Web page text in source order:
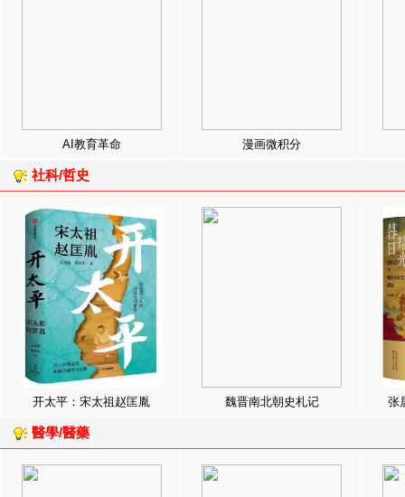
AI教育革命 漫画微积分
社科/哲史
开太平：宋太祖赵匡胤 魏晋南北朝史札记 张
醫學/醫藥